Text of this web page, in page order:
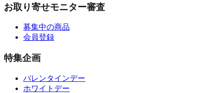
お取り寄せモニター審査
募集中の商品
会員登録
特集企画
バレンタインデー
ホワイトデー